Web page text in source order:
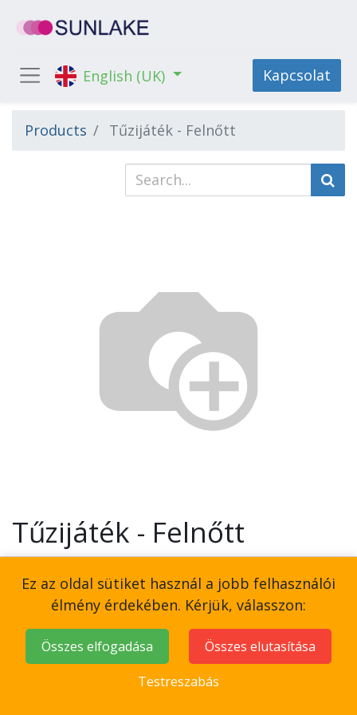
Kapcsolat
English (UK)
Products Tűzijáték - Felnőtt
Tűzijáték - Felnőtt
15,000 Ft
Add to Cart
Ez az oldal sütiket használ a jobb felhasználói
élmény érdekében. Kérjük, válasszon:
Összes elfogadása
Összes elutasítása
Testreszabás